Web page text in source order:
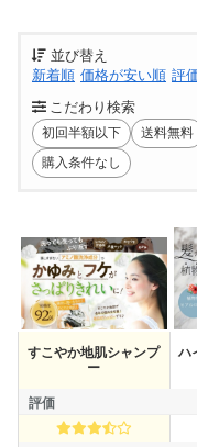
並び替え
新着順 価格が安い順 評
こだわり検索
初回半額以下 送料無料
購入条件なし
商品名
評価
すこやか地肌シャンプ
ー
ハ